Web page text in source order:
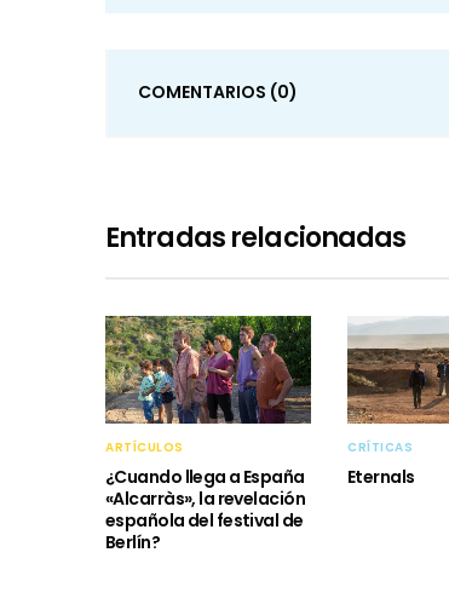
COMENTARIOS (0)
Entradas relacionadas
ARTÍCULOS
¿Cuando llega a España
«Alcarràs», la revelación
española del festival de
Berlín?
CRÍTICAS
Eternals